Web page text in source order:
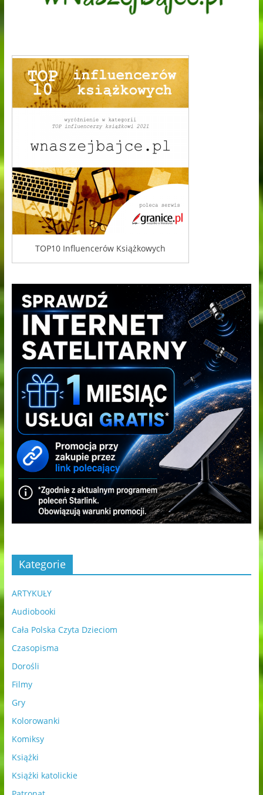
TOP10 Influencerów Książkowych
Kategorie
ARTYKUŁY
Audiobooki
Cała Polska Czyta Dzieciom
Czasopisma
Dorośli
Filmy
Gry
Kolorowanki
Komiksy
Książki
Książki katolickie